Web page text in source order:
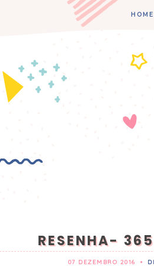
HOME
RESENHA-
07 DEZEMBRO 2016 •